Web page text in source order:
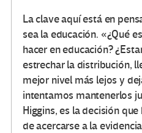
La clave aquí está en
sea la educación. «¿Qué
hacer en educación?
estrechar la distribución,
mejor nivel más lejos y
intentamos mantenerlos
Higgins, es la decisión
de acercarse a la